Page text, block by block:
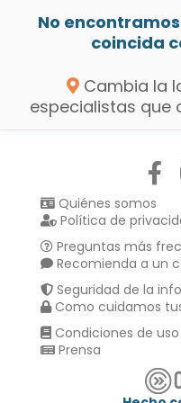
No
coincida
Cambia la
especialistas que
Quiénes somos
Política de
Preguntas más
Recomienda a un
Seguridad de la
Como cuidamos
Condiciones de uso
Prensa